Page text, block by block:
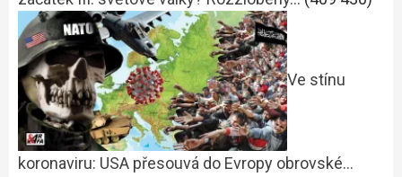
Ve stínu
koronaviru: USA přesouvá do Evropy obrovské…